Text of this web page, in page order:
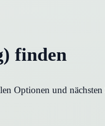
finden
Optionen und